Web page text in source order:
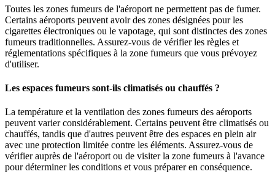
Toutes les zones fumeurs de l'aéroport ne permettent pas de fumer.
Certains aéroports peuvent avoir des zones désignées pour les
cigarettes électroniques ou le vapotage, qui sont distinctes des zones
fumeurs traditionnelles. Assurez-vous de vérifier les règles et
réglementations spécifiques à la zone fumeurs que vous prévoyez
d'utiliser.
Les espaces fumeurs sont-ils climatisés ou chauffés ?
La température et la ventilation des zones fumeurs des aéroports
peuvent varier considérablement. Certains peuvent être climatisés ou
chauffés, tandis que d'autres peuvent être des espaces en plein air
avec une protection limitée contre les éléments. Assurez-vous de
vérifier auprès de l'aéroport ou de visiter la zone fumeurs à l'avance
pour déterminer les conditions et vous préparer en conséquence.